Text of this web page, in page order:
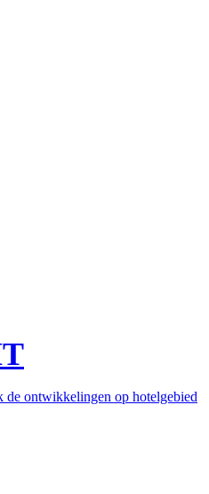
de ontwikkelingen op hotelgebied